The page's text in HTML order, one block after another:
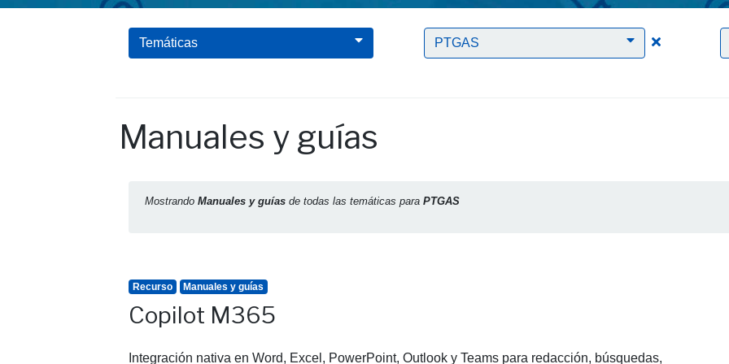
Temáticas PTGAS Clic para
Manuales y guías
Mostrando Manuales y guías de todas las temáticas para PTGAS
Recurso Manuales y guías
Copilot M365
Integración nativa en Word, Excel, PowerPoint, Outlook y Teams para redacción, búsquedas,